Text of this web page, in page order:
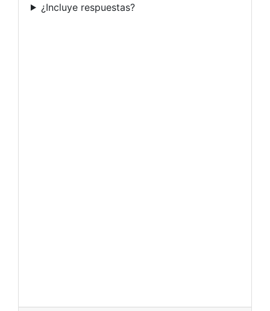
¿Incluye respuestas?